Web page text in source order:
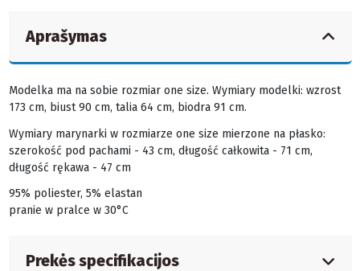
Aprašymas
Modelka ma na sobie rozmiar one size. Wymiary modelki: wzrost
173 cm, biust 90 cm, talia 64 cm, biodra 91 cm.
Wymiary marynarki w rozmiarze one size mierzone na płasko:
szerokość pod pachami - 43 cm, długość całkowita - 71 cm,
długość rękawa - 47 cm
95% poliester, 5% elastan
pranie w pralce w 30°C
Prekės specifikacijos